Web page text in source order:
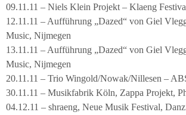
09.11.11 – Niels Klein Projekt – Klaeng
12.11.11 – Aufführung „Dazed“ von Giel
Music, Nijmegen
13.11.11 – Aufführung „Dazed“ von Giel
Music, Nijmegen
20.11.11 – Trio Wingold/Nowak/Nillesen –
30.11.11 – Musikfabrik Köln, Zappa Projekt,
04.12.11 – shraeng, Neue Musik Festival,